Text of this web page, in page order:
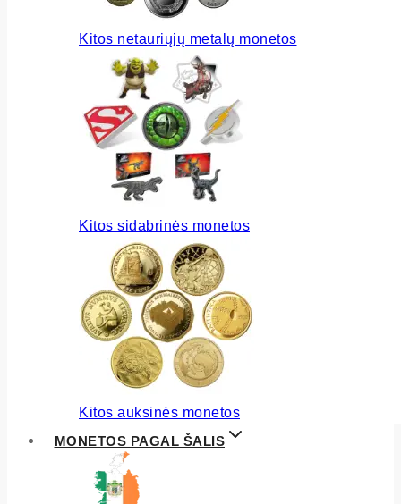
Kitos netauriųjų metalų monetos
Kitos sidabrinės monetos
Kitos auksinės monetos
MONETOS PAGAL ŠALIS